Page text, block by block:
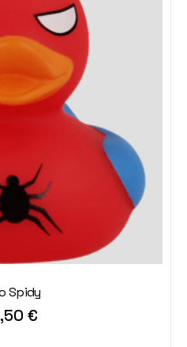
Spidy
€